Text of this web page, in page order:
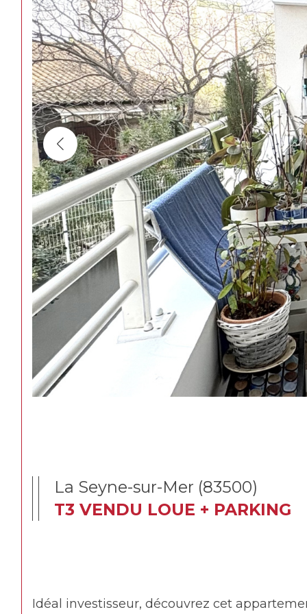
La Seyne-sur-Mer (83500)
T3 VENDU LOUE + PARKING
Idéal investisseur, découvrez cet